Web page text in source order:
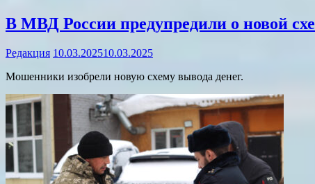
В МВД России предупредили о новой
Редакция 10.03.202510.03.2025
Мошенники изобрели новую схему вывода денег.